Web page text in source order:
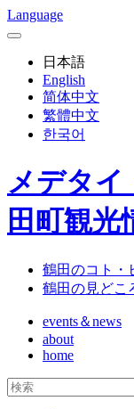
Language
日本語
English
简体中文
繁體中文
한국어
メデタイ
田町観光
鶴田のコト・
鶴田の見どこ
events＆news
about
home